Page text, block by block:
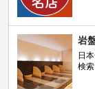
岩
日
検索